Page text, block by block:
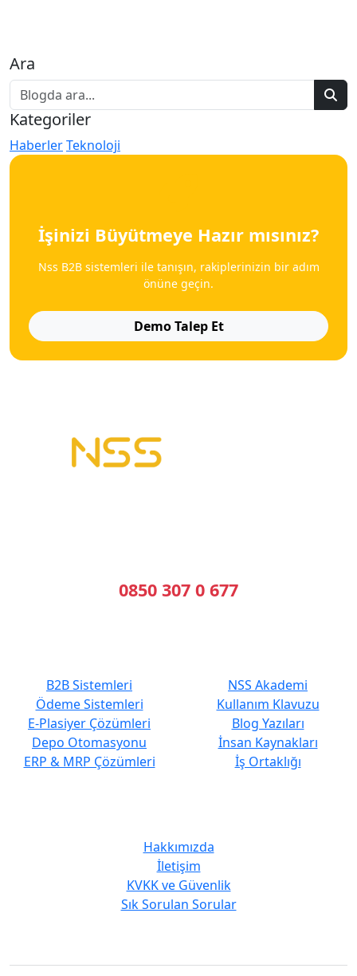
Ara
Kategoriler
HaberlerTeknoloji
İşinizi Büyütmeye Hazır mısınız?
Nss B2B sistemleri ile tanışın, rakiplerinizin bir adım
önüne geçin.
Demo Talep Et
0850 307 0 677
B2B Sistemleri
Ödeme Sistemleri
E-Plasiyer Çözümleri
Depo Otomasyonu
ERP & MRP Çözümleri
NSS Akademi
Kullanım Klavuzu
Blog Yazıları
İnsan Kaynakları
İş Ortaklığı
Hakkımızda
İletişim
KVKK ve Güvenlik
Sık Sorulan Sorular